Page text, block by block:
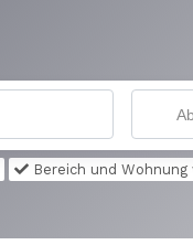
Bereich und Wohnung